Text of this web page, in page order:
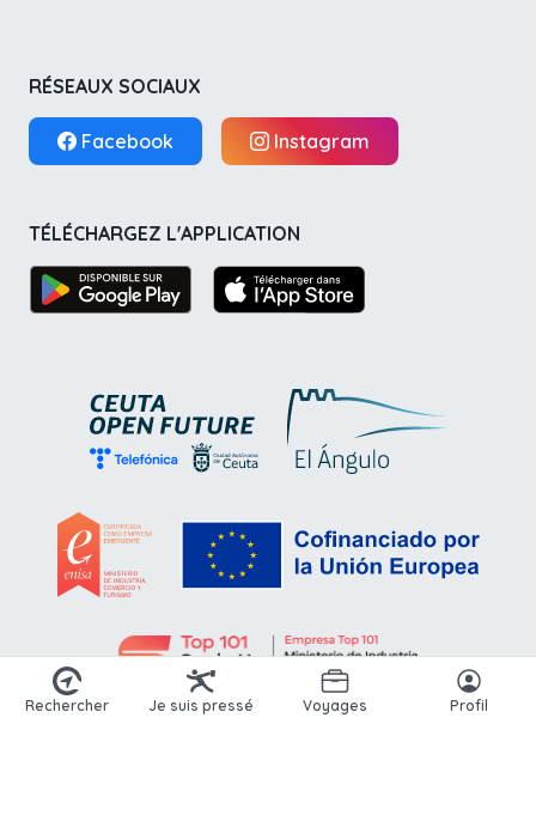
Rechercher Je suis pressé Voyages Profil
RÉSEAUX SOCIAUX
Facebook Instagram
TÉLÉCHARGEZ L'APPLICATION